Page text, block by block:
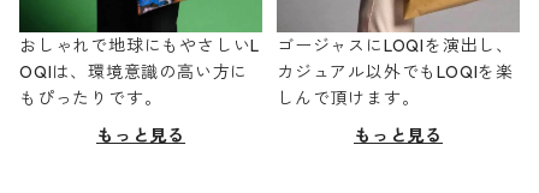
おしゃれで地球にもやさしいL
OQIは、環境意識の高い方に
もぴったりです。
もっと見る
ゴージャスにLOQIを演出し、
カジュアル以外でもLOQIを楽
しんで頂けます。
もっと見る